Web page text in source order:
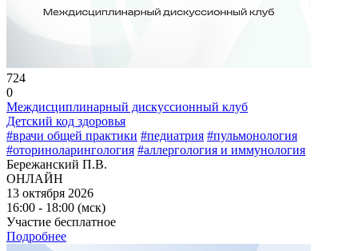
724
0
Междисциплинарный дискуссионный клуб
Детский код здоровья
#врачи общей практики #педиатрия #пульмонология
#оториноларингология #аллергология и иммунология
Бережанский П.В.
ОНЛАЙН
13 октября 2026
16:00 - 18:00 (мск)
Участие бесплатное
Подробнее